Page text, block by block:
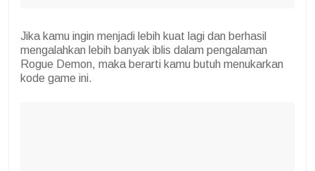
Jika kamu ingin menjadi lebih kuat lagi dan berhasil
mengalahkan lebih banyak iblis dalam pengalaman
Rogue Demon, maka berarti kamu butuh menukarkan
kode game ini.